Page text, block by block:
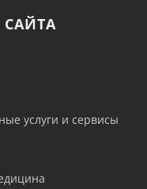
услуги и сервисы